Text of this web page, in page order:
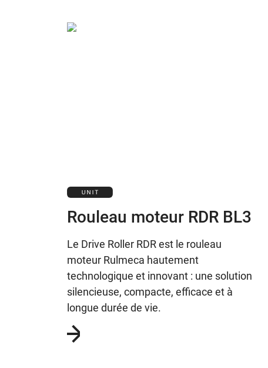
Rouleau moteur RDR BL3
Le Drive Roller RDR est le rouleau
moteur Rulmeca hautement
technologique et innovant : une solution
silencieuse, compacte, efficace et à
longue durée de vie.